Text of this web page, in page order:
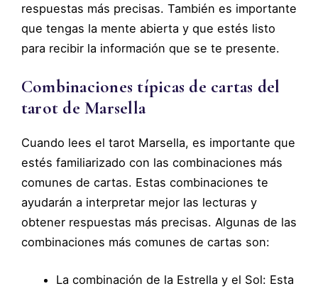
respuestas más precisas. También es importante
que tengas la mente abierta y que estés listo
para recibir la información que se te presente.
Combinaciones típicas de cartas del
tarot de Marsella
Cuando lees el tarot Marsella, es importante que
estés familiarizado con las combinaciones más
comunes de cartas. Estas combinaciones te
ayudarán a interpretar mejor las lecturas y
obtener respuestas más precisas. Algunas de las
combinaciones más comunes de cartas son:
La combinación de la Estrella y el Sol: Esta